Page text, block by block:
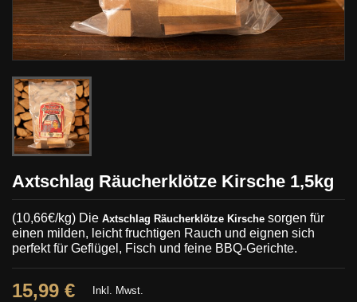
Axtschlag Räucherklötze Kirsche 1,5kg
(10,66€/kg) Die Axtschlag Räucherklötze Kirsche sorgen für
einen milden, leicht fruchtigen Rauch und eignen sich
perfekt für Geflügel, Fisch und feine BBQ-Gerichte.
15,99 € Inkl. Mwst.